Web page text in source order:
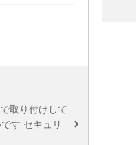
取り付けして
す セキュリ